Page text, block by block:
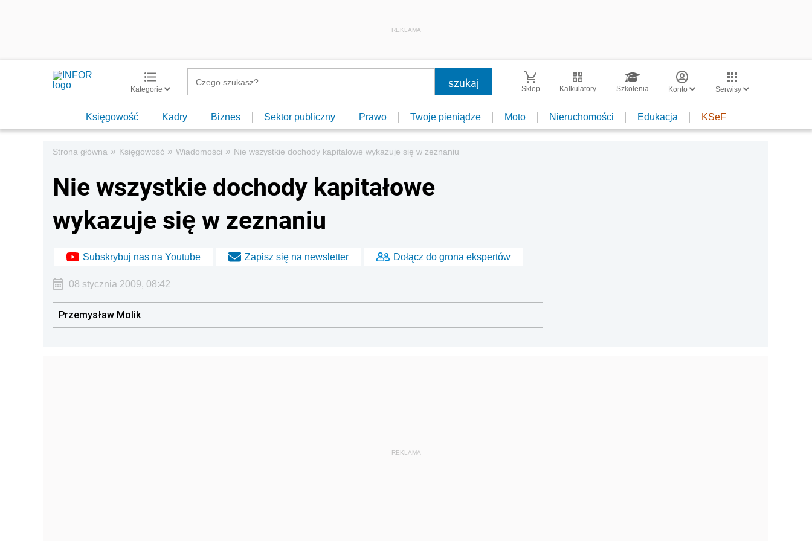
REKLAMA
Kategorie Sklep Kalkulatory Szkolenia Konto Serwisy
Księgowość Kadry Biznes Sektor publiczny Prawo Twoje pieniądze Moto Nieruchomości Edukacja KSeF
Strona główna » Księgowość » Wiadomości » Nie wszystkie dochody kapitałowe wykazuje się w zeznaniu
Nie wszystkie dochody kapitałowe
wykazuje się w zeznaniu
Subskrybuj nas na Youtube Zapisz się na newsletter Dołącz do grona ekspertów
08 stycznia 2009, 08:42
Przemysław Molik